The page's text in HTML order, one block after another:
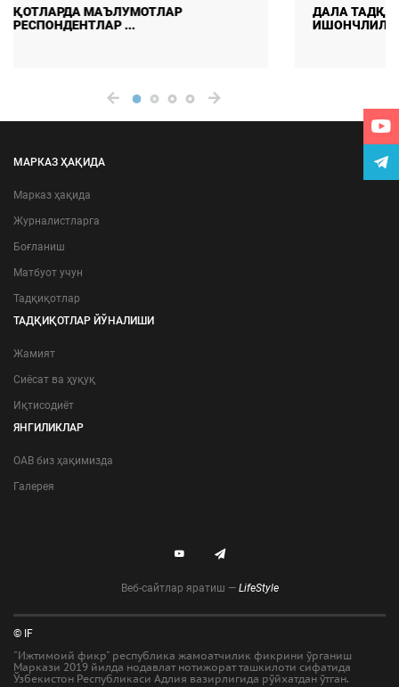
ДАЛА ТАДҚИҚОТЛАРИДА МАЪЛУМОТЛАР СИФАТИ ВА
ИШОНЧЛИЛИГИНИ ТАЪМ ...
МАРКАЗ ҲАҚИДА
Марказ ҳақида
Журналистларга
Боғланиш
Матбуот учун
Тадқиқотлар
ТАДҚИҚОТЛАР ЙЎНАЛИШИ
Жамият
Сиёсат ва ҳуқуқ
Иқтисодиёт
ЯНГИЛИКЛАР
ОАВ биз ҳақимизда
Галерея
Веб-сайтлар яратиш — LifeStyle
© IF
"Ижтимоий фикр" республика жамоатчилик фикрини ўрганиш
Маркази 2019 йилда нодавлат нотижорат ташкилоти сифатида
Ўзбекистон Республикаси Адлия вазирлигида рўйхатдан ўтган.